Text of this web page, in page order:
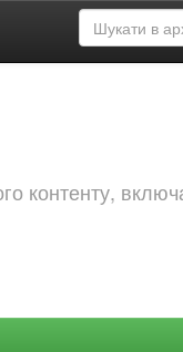
контенту,